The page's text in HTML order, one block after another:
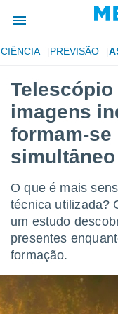
foi
para
as
fornecidas
a este
das
e
digital
CIÊNCIA PREVISÃO
imagens
formam-se
O que é mais
técnica utilizada?
um estudo
presentes
formação.